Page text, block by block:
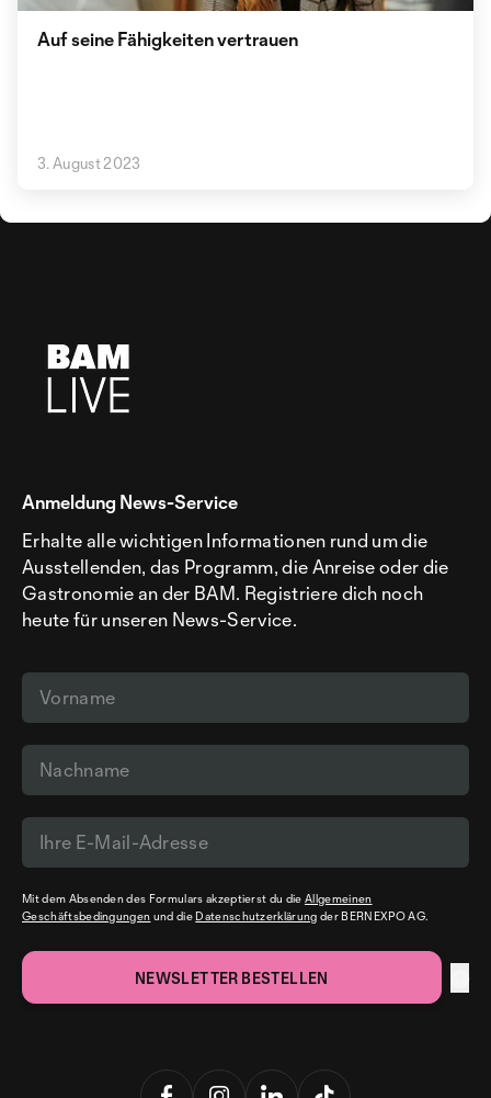
Auf seine Fähigkeiten vertrauen
3. August 2023
Anmeldung News-Service
Erhalte alle wichtigen Informationen rund um die
Ausstellenden, das Programm, die Anreise oder die
Gastronomie an der BAM. Registriere dich noch
heute für unseren News-Service.
Mit dem Absenden des Formulars akzeptierst du dieAllgemeinen
Geschäftsbedingungen und die Datenschutzerklärung der BERNEXPO AG.